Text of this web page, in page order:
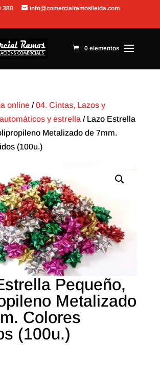
388 info@comercialramoslleida.com
0 elementos
online/04. Cintas, Lazos y
y estrella / Lazo Estrella
Metalizado de 7mm.
(100u.)
Pequeño,
Metalizado
Colores
(100u.)